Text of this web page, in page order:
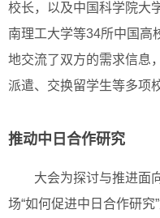
校长，以及中国科学院大
南理工大学等34所中国高
地交流了双方的需求信息
派遣、交换留学生等多项
推动中日合作研究
大会为探讨与推进面
场“如何促进中日合作研